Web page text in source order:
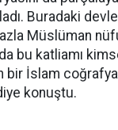
Buradaki
Müslüman
bu katliamı
bir İslam
konuştu.